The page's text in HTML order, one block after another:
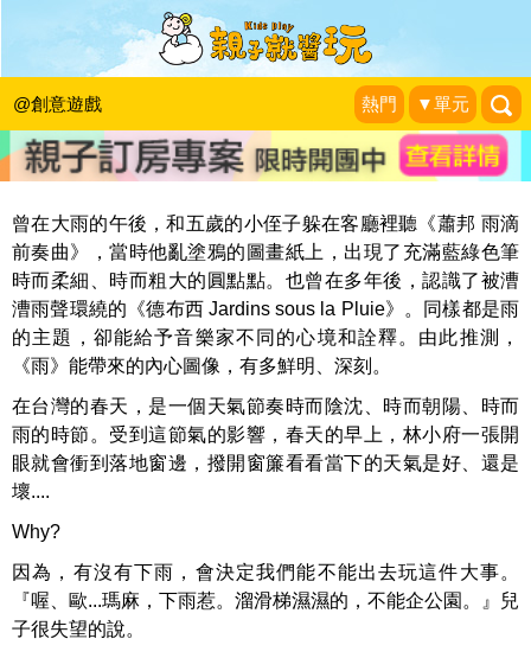
@創意遊戲 熱門 ▼單元
和雨婆婆一起玩節奏！媽媽和孩子聯手
的童詩即興創作記
歐費絲小姐變成媽|2014-07-07
曾在大雨的午後，和五歲的小侄子躲在客廳裡聽《蕭邦 雨滴
前奏曲》，當時他亂塗鴉的圖畫紙上，出現了充滿藍綠色筆
時而柔細、時而粗大的圓點點。也曾在多年後，認識了被漕
漕雨聲環繞的《德布西 Jardins sous la Pluie》。同樣都是雨
的主題，卻能給予音樂家不同的心境和詮釋。由此推測，
《雨》能帶來的內心圖像，有多鮮明、深刻。
在台灣的春天，是一個天氣節奏時而陰沈、時而朝陽、時而
雨的時節。受到這節氣的影響，春天的早上，林小府一張開
眼就會衝到落地窗邊，撥開窗簾看看當下的天氣是好、還是
壞....
Why?
因為，有沒有下雨，會決定我們能不能出去玩這件大事。
『喔、歐...瑪麻，下雨惹。溜滑梯濕濕的，不能企公園。』兒
子很失望的說。